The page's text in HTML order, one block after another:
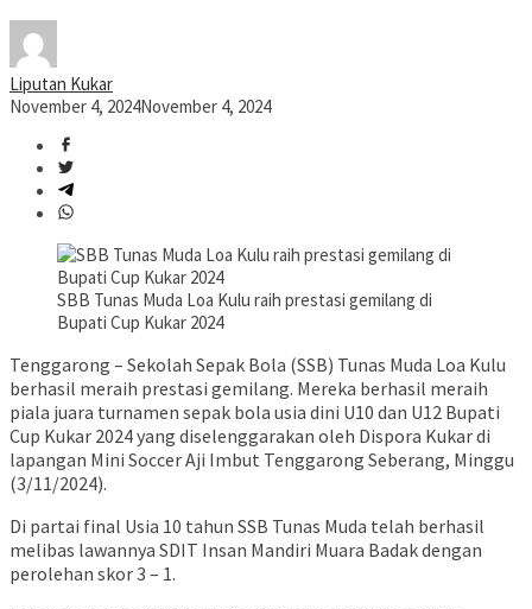
Liputan Kukar
November 4, 2024November 4, 2024
SBB Tunas Muda Loa Kulu raih prestasi gemilang di
Bupati Cup Kukar 2024
Tenggarong – Sekolah Sepak Bola (SSB) Tunas Muda Loa Kulu
berhasil meraih prestasi gemilang. Mereka berhasil meraih
piala juara turnamen sepak bola usia dini U10 dan U12 Bupati
Cup Kukar 2024 yang diselenggarakan oleh Dispora Kukar di
lapangan Mini Soccer Aji Imbut Tenggarong Seberang, Minggu
(3/11/2024).
Di partai final Usia 10 tahun SSB Tunas Muda telah berhasil
melibas lawannya SDIT Insan Mandiri Muara Badak dengan
perolehan skor 3 – 1.